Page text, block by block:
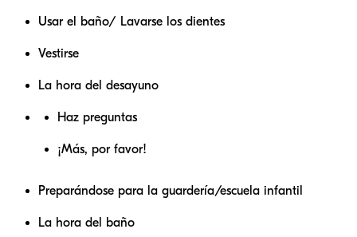
Usar el baño/ Lavarse los dientes
Vestirse
La hora del desayuno
Haz preguntas
¡Más, por favor!
Preparándose para la guardería/escuela infantil
La hora del baño